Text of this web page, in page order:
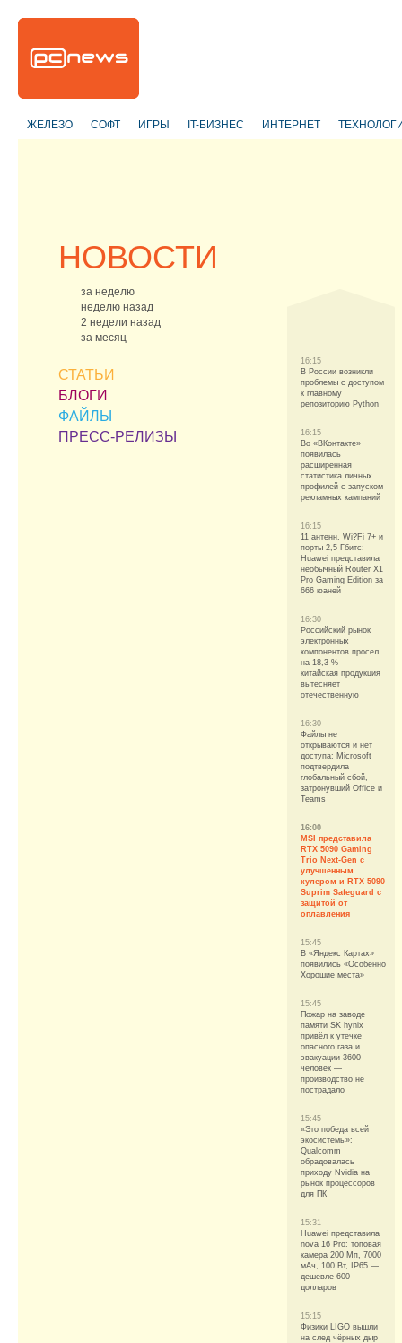
ЖЕЛЕЗО СОФТ ИГРЫ IT-БИЗНЕС ИНТЕРНЕТ
НОВОСТИ
за неделю
неделю назад
2 недели назад
за месяц
СТАТЬИ
БЛОГИ
ФАЙЛЫ
ПРЕСС-РЕЛИЗЫ
16:15
В России возникли
проблемы с доступом
к главному
репозиторию Python
16:15
Во «ВКонтакте»
появилась
расширенная
статистика личных
профилей с запуском
рекламных кампаний
16:15
11 антенн, Wi?Fi 7+ и
порты 2,5 Гбитс:
Huawei представила
необычный Router X1
Pro Gaming Edition за
666 юаней
16:30
Российский рынок
электронных
компонентов просел
на 18,3 % —
китайская продукция
вытесняет
отечественную
16:30
Файлы не
открываются и нет
доступа: Microsoft
подтвердила
глобальный сбой,
затронувший Office и
Teams
16:00
MSI представила
RTX 5090 Gaming
Trio Next-Gen с
улучшенным
кулером и RTX 5090
Suprim Safeguard с
защитой от
оплавления
15:45
В «Яндекс Картах»
появились «Особенно
Хорошие места»
15:45
Пожар на заводе
памяти SK hynix
привёл к утечке
опасного газа и
эвакуации 3600
человек —
производство не
пострадало
15:45
«Это победа всей
экосистемы»:
Qualcomm
обрадовалась
приходу Nvidia на
рынок процессоров
для ПК
15:31
Huawei представила
nova 16 Pro: топовая
камера 200 Мп, 7000
мАч, 100 Вт, IP65 —
дешевле 600
долларов
15:15
Физики LIGO вышли
на след чёрных дыр